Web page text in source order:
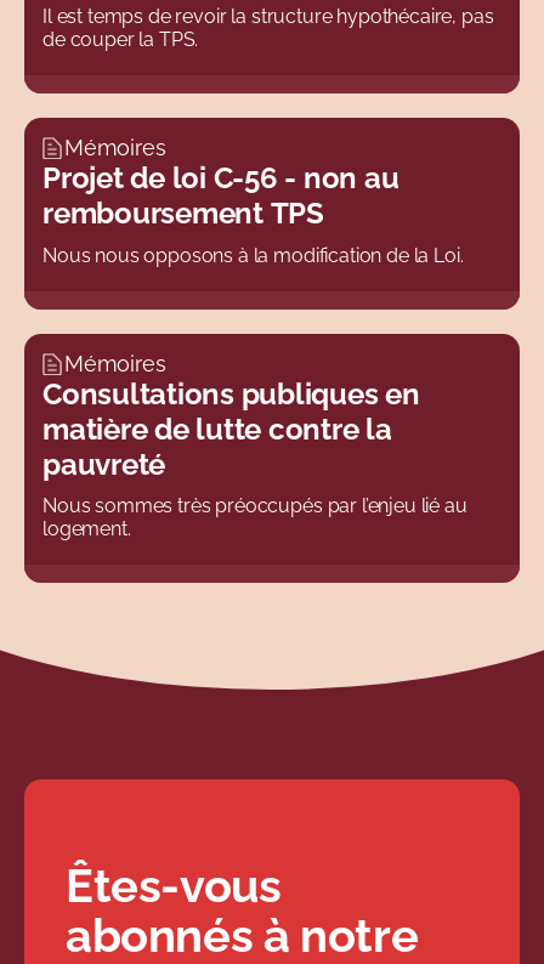
Il est temps de revoir la structure hypothécaire, pas
de couper la TPS.
Mémoires
Projet de loi C-56 - non au
remboursement TPS
Nous nous opposons à la modification de la Loi.
Mémoires
Consultations publiques en
matière de lutte contre la
pauvreté
Nous sommes très préoccupés par l’enjeu lié au
logement.
Êtes-vous
abonnés à notre